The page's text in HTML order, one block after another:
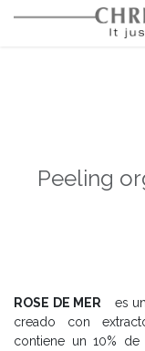
Peeling
ROSE DE MER
es
creado con
contiene un 10%